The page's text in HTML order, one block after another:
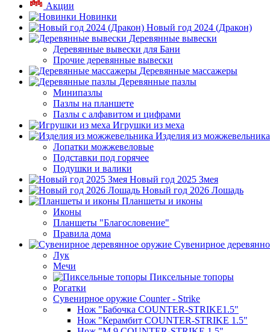
Акции
Новинки
Новый год 2024 (Дракон)
Деревянные вывески
Деревянные вывески для Бани
Прочие деревянные вывески
Деревянные массажеры
Деревянные пазлы
Минипазлы
Пазлы на планшете
Пазлы с алфавитом и цифрами
Игрушки из меха
Изделия из можжевельника
Лопатки можжевеловые
Подставки под горячее
Подушки и валики
Новый год 2025 Змея
Новый год 2026 Лошадь
Планшеты и иконы
Иконы
Планшеты "Благословение"
Правила дома
Сувенирное
Лук
Мечи
Пиксельные топоры
Рогатки
Сувенирное оружие Counter - Strike
Нож "Бабочка COUNTER-STRIKE1.5"
Нож "Керамбит COUNTER-STRIKE 1.5"